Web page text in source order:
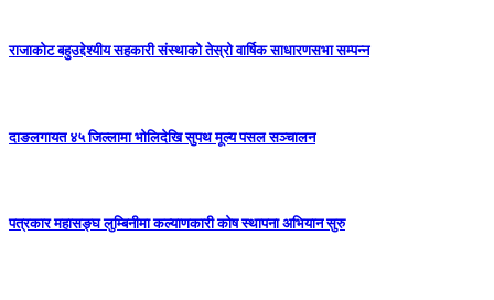
राजाकाेट बहुउद्देश्यीय सहकारी संस्थाको तेस्रो वार्षिक साधारणसभा सम्पन्न
दाङलगायत ४५ जिल्लामा भोलिदेखि सुपथ मूल्य पसल सञ्चालन
पत्रकार महासङ्घ लुम्बिनीमा कल्याणकारी कोष स्थापना अभियान सुरु